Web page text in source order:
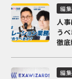
編
人
う
徹
編